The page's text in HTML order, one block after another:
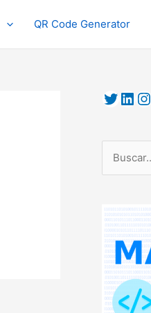
QR Code Generator
c
a
r
p
o